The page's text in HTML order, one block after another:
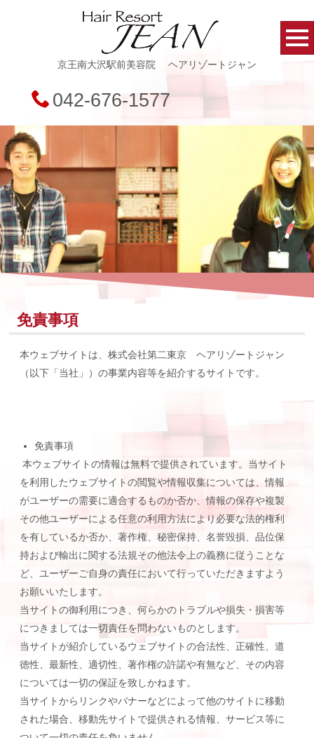
京王南大沢駅前美容院 ヘアリゾートジャン
042-676-1577
免責事項
本ウェブサイトは、株式会社第二東京 ヘアリゾートジャン
（以下「当社」）の事業内容等を紹介するサイトです。
免責事項
本ウェブサイトの情報は無料で提供されています。当サイト
を利用したウェブサイトの閲覧や情報収集については、情報
がユーザーの需要に適合するものか否か、情報の保存や複製
その他ユーザーによる任意の利用方法により必要な法的権利
を有しているか否か、著作権、秘密保持、名誉毀損、品位保
持および輸出に関する法規その他法令上の義務に従うことな
ど、ユーザーご自身の責任において行っていただきますよう
お願いいたします。
当サイトの御利用につき、何らかのトラブルや損失・損害等
につきましては一切責任を問わないものとします。
当サイトが紹介しているウェブサイトの合法性、正確性、道
徳性、最新性、適切性、著作権の許諾や有無など、その内容
については一切の保証を致しかねます。
当サイトからリンクやバナーなどによって他のサイトに移動
された場合、移動先サイトで提供される情報、サービス等に